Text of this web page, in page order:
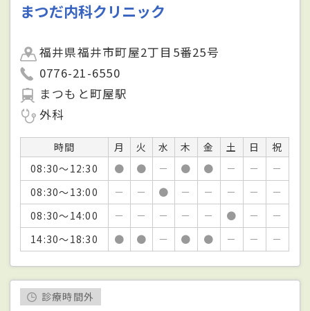
まつだ内科クリニック
福井県福井市町屋2丁目5番25号
0776-21-6550
まつもと町屋駅
外科
時間 月 火 水 木 金 土 日
祝
08:30～12:30
● ● － ● ● － －
－
08:30～13:00
－ － ● － － － －
－
08:30～14:00
－ － － － － ● －
－
14:30～18:30
● ● － ● ● － － －
診療時間外